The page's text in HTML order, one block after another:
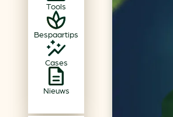
Tools
Bespaartips
Cases
Nieuws